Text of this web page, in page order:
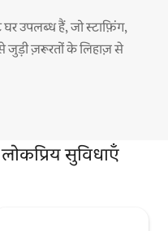
घर उपलब्ध हैं, जो स्टाफ़िंग,
जुड़ी ज़रूरतों के लिहाज़ से
सुविधाएँ